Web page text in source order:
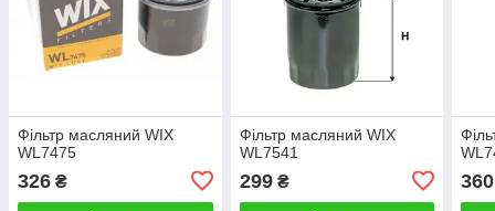
Фільтр масляний WIX
WL7475
326 ₴
Фільтр масляний WIX
WL7541
299₴ 360